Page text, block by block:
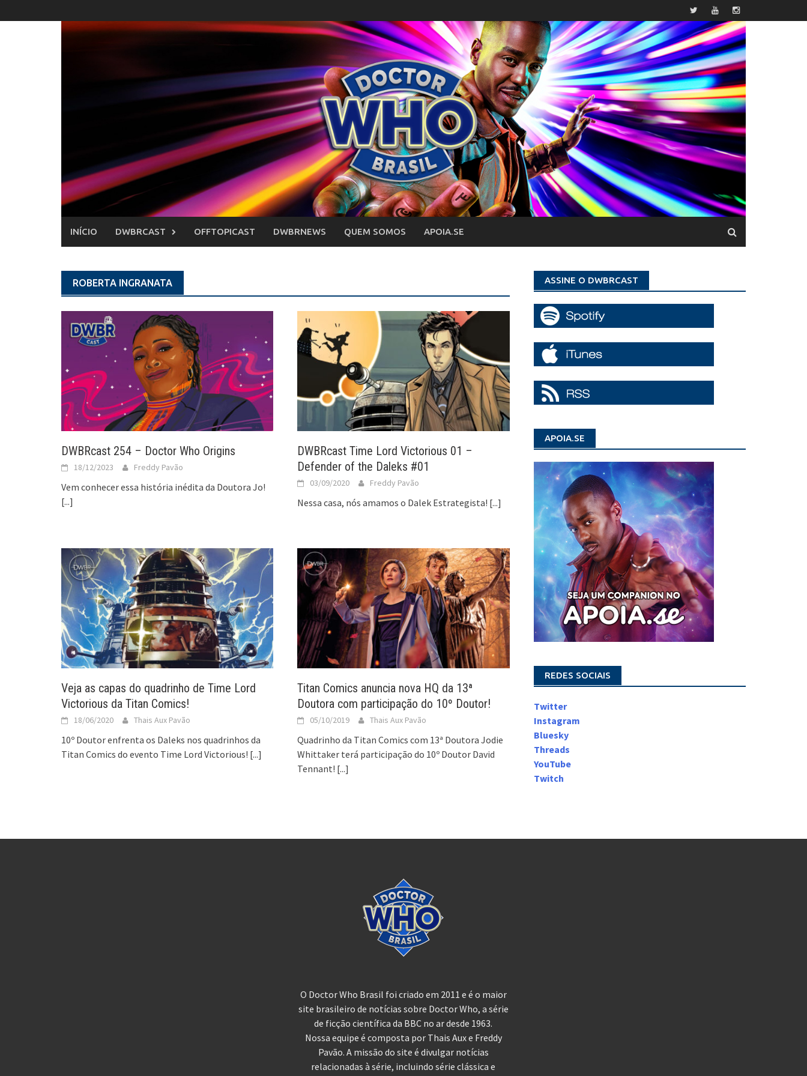
to
INÍCIO DWBRCAST OFFTOPICAST DWBRNEWS QUEM SOMOS APOIA.SE
ROBERTA INGRANATA
DWBRcast 254 – Doctor Who Origins
18/12/2023 Freddy Pavão
Vem conhecer essa história inédita da Doutora Jo!
[...]
DWBRcast Time Lord Victorious 01 –
Defender of the Daleks #01
03/09/2020 Freddy Pavão
Nessa casa, nós amamos o Dalek Estrategista! [...]
Veja as capas do quadrinho de Time Lord
Victorious da Titan Comics!
18/06/2020 Thais Aux Pavão
10º Doutor enfrenta os Daleks nos quadrinhos da
Titan Comics do evento Time Lord Victorious! [...]
Titan Comics anuncia nova HQ da 13ª
Doutora com participação do 10º Doutor!
05/10/2019 Thais Aux Pavão
Quadrinho da Titan Comics com 13ª Doutora Jodie
Whittaker terá participação do 10º Doutor David
Tennant! [...]
ASSINE O DWBRCAST
APOIA.SE
REDES SOCIAIS
Twitter
Instagram
Bluesky
Threads
YouTube
Twitch
O Doctor Who Brasil foi criado em 2011 e é o maior
site brasileiro de notícias sobre Doctor Who, a série
de ficção científica da BBC no ar desde 1963.
Nossa equipe é composta por Thais Aux e Freddy
Pavão. A missão do site é divulgar notícias
relacionadas à série, incluindo série clássica e